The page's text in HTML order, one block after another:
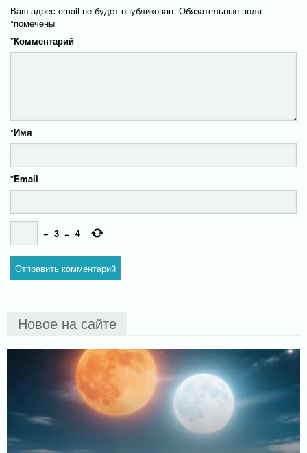
Ваш адрес email не будет опубликован. Обязательные поля
помечены
*
Комментарий
*
Имя
*
Email
*
− 3 = 4
Новое на сайте